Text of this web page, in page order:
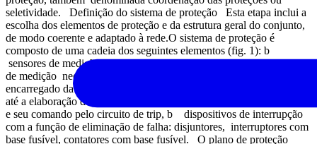
seletividade. Definição do sistema de proteção Esta etapa inclui a
escolha dos elementos de proteção e da estrutura geral do conjunto,
de modo coerente e adaptado à rede.O sistema de proteção é
composto de uma cadeia dos seguintes elementos (fig. 1): b
sensores de medição – corrente e tensão – fornecem as informações
de medição necessárias à detecção das falhas, b relé de proteção,
encarregado da monitoração permanente do estado elétrico da rede
até a elaboração dos comandos de eliminação das peças defeituosas
e seu comando pelo circuito de trip, b dispositivos de interrupção
com a função de eliminação de falha: disjuntores, interruptores com
base fusível, contatores com base fusível. O plano de proteção